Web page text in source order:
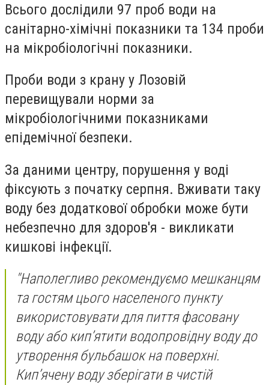
Всього дослідили 97 проб води на
санітарно-хімічні показники та 134 проби
на мікробіологічні показники.
Проби води з крану у Лозовій
перевищували норми за
мікробіологічними показниками
епідемічної безпеки.
За даними центру, порушення у воді
фіксують з початку серпня. Вживати таку
воду без додаткової обробки може бути
небезпечно для здоров'я - викликати
кишкові інфекції.
"Наполегливо рекомендуємо мешканцям
та гостям цього населеного пункту
використовувати для пиття фасовану
воду або кип’ятити водопровідну воду до
утворення бульбашок на поверхні.
Кип’ячену воду зберігати в чистій